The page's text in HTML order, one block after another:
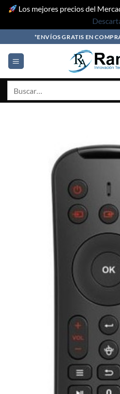
Los mejores precios del
to
content
*ENVÍOS GRATIS EN